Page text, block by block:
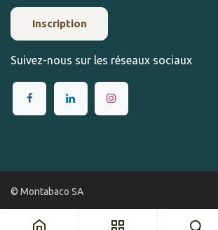
Inscription
Suivez-nous sur les réseaux sociaux
© Montabaco SA